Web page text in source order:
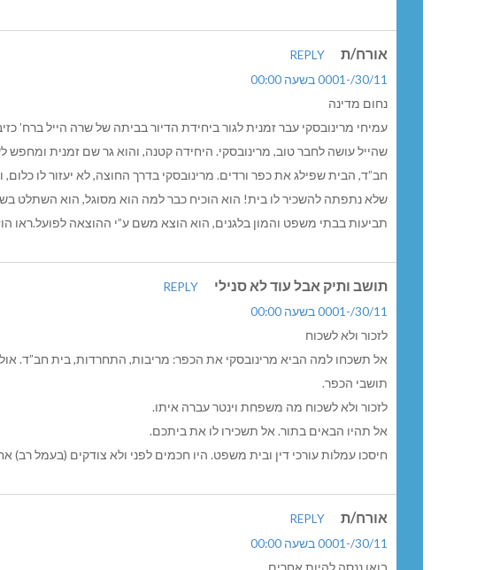
אורח/ת
REPLY
30/11/-0001 בשעה 00:00
נחום מדינה
שהייל עושה לחבר טוב, מרינובסקי. היחידה קטנה, והוא גר שם זמנית ומחפש
חב”ד, הבית שפילג את כפר ורדים. מרינובסקי בדרך החוצה, לא יעזור לו כלום,
שלא נתפתה להשכיר לו בית! הוא הוכיח כבר למה הוא מסוגל, הוא השתלט
תביעות בבתי משפט והמון בלגנים, הוא הוצא משם ע”י ההוצאה לפועל.ראו
תושב ותיק אבל עוד לא סנילי
REPLY
30/11/-0001 בשעה 00:00
לזכור ולא לשכוח
אל תשכחו למה הביא מרינובסקי את הכפר: מריבות, התחרדות, בית חב”ד.
תושבי הכפר.
לזכור ולא לשכוח מה משפחת וינטר עברה איתו.
אל תהיו הבאים בתור. אל תשכירו לו את ביתכם.
חיסכו עמלות עורכי דין ובית משפט. היו חכמים לפני ולא צודקים (בעמל רב)
אורח/ת
REPLY
30/11/-0001 בשעה 00:00